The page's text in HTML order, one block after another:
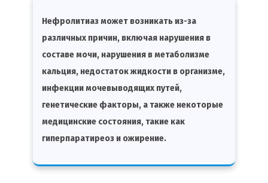
Нефролитиаз может возникать из-за
различных причин, включая нарушения в
составе мочи, нарушения в метаболизме
кальция, недостаток жидкости в организме,
инфекции мочевыводящих путей,
генетические факторы, а также некоторые
медицинские состояния, такие как
гиперпаратиреоз и ожирение.